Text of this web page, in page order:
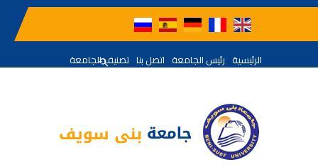
الرئيسية رئيس الجامعة اتصل بنا تصنيف الجامعة